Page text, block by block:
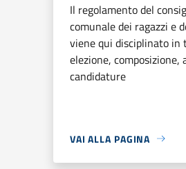
Il regolamento del
comunale dei ragazzi e
viene qui disciplinato in
elezione,
candidature
VAI ALLA PAGINA